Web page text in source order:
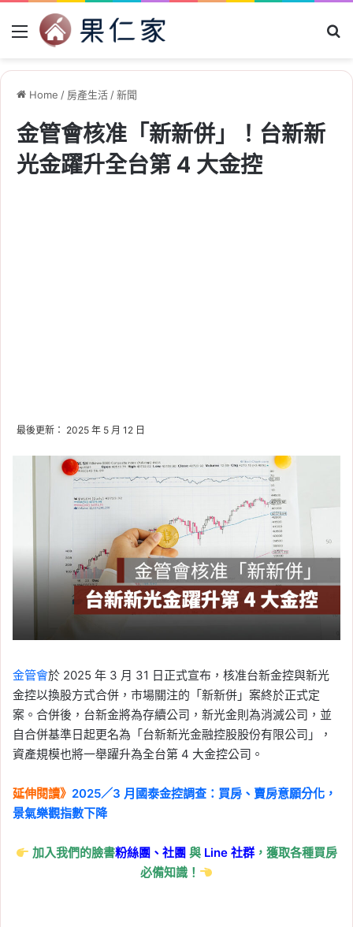
Menu
Home / 房產生活/新聞
金管會核准「新新併」！台新新
光金躍升全台第 4 大金控
最後更新： 2025 年 5 月 12 日
金管會於 2025 年 3 月 31 日正式宣布，核准台新金控與新光
金控以換股方式合併，市場關注的「新新併」案終於正式定
案。合併後，台新金將為存續公司，新光金則為消滅公司，並
自合併基準日起更名為「台新新光金融控股股份有限公司」，
資產規模也將一舉躍升為全台第 4 大金控公司。
延伸閱讀》 2025／3 月國泰金控調查：買房、賣房意願分化，
景氣樂觀指數下降
加入我們的臉書粉絲團、社團與 Line社群 ，獲取各種買房
必備知識！